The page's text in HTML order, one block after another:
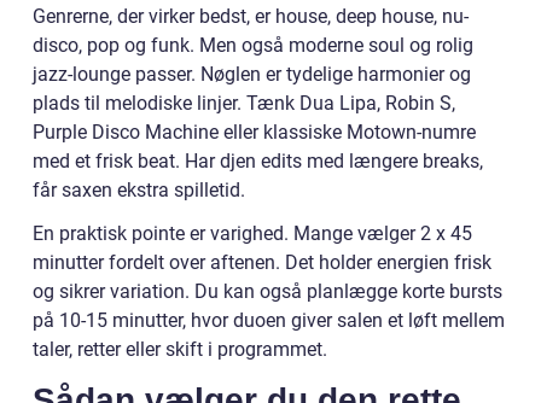
Genrerne, der virker bedst, er house, deep house, nu-
disco, pop og funk. Men også moderne soul og rolig
jazz-lounge passer. Nøglen er tydelige harmonier og
plads til melodiske linjer. Tænk Dua Lipa, Robin S,
Purple Disco Machine eller klassiske Motown-numre
med et frisk beat. Har djen edits med længere breaks,
får saxen ekstra spilletid.
En praktisk pointe er varighed. Mange vælger 2 x 45
minutter fordelt over aftenen. Det holder energien frisk
og sikrer variation. Du kan også planlægge korte bursts
på 10-15 minutter, hvor duoen giver salen et løft mellem
taler, retter eller skift i programmet.